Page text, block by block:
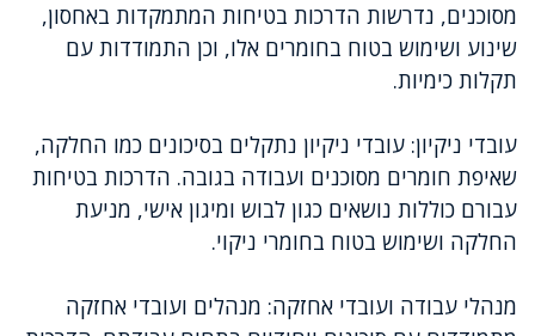
מסוכנים, נדרשות הדרכות בטיחות המתמקדות באחסון,
שינוע ושימוש בטוח בחומרים אלו, וכן התמודדות עם
תקלות כימיות.
עובדי ניקיון: עובדי ניקיון נתקלים בסיכונים כמו החלקה,
שאיפת חומרים מסוכנים ועבודה בגובה. הדרכות בטיחות
עבורם כוללות נושאים כגון לבוש ומיגון אישי, מניעת
החלקה ושימוש בטוח בחומרי ניקוי.
מנהלי עבודה ועובדי אחזקה: מנהלים ועובדי אחזקה